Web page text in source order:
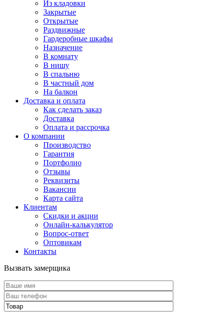
Из кладовки
Закрытые
Открытые
Раздвижные
Гардеробные шкафы
Назначение
В комнату
В нишу
В спальню
В частный дом
На балкон
Доставка и оплата
Как сделать заказ
Доставка
Оплата и рассрочка
О компании
Производство
Гарантия
Портфолио
Отзывы
Реквизиты
Вакансии
Карта сайта
Клиентам
Скидки и акции
Онлайн-калькулятор
Вопрос-ответ
Оптовикам
Контакты
Вызвать замерщика